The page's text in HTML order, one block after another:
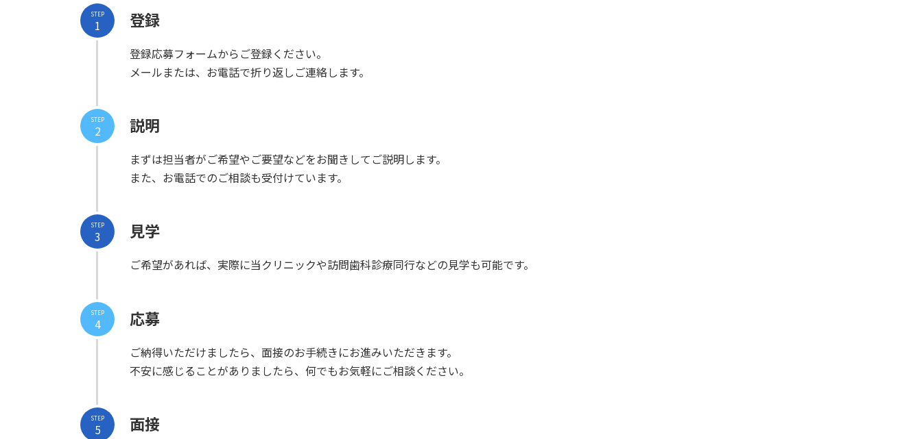
登録
登録応募フォームからご登録ください。
メールまたは、お電話で折り返しご連絡します。
STEP
1
説明
まずは担当者がご希望やご要望などをお聞きしてご説明します。
また、お電話でのご相談も受付けています。
STEP
2
見学
ご希望があれば、実際に当クリニックや訪問歯科診療同行などの見学も可能です。
STEP
3
応募
ご納得いただけましたら、面接のお手続きにお進みいただきます。
不安に感じることがありましたら、何でもお気軽にご相談ください。
STEP
4
面接
STEP
5